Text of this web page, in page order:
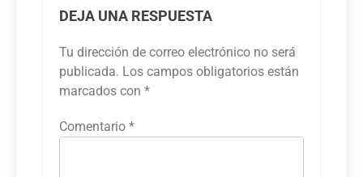
DEJA UNA RESPUESTA
Tu dirección de correo electrónico no será
publicada. Los campos obligatorios están
marcados con *
Comentario *